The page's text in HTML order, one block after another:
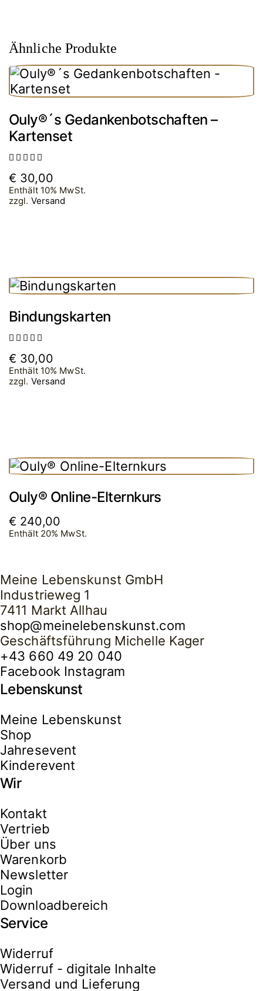
Ähnliche Produkte
Ouly®´s Gedankenbotschaften –
Kartenset
mit
5.00
von 5
€ 30,00
Enthält 10% MwSt.
zzgl. Versand
Bindungskarten
mit
5.00
von 5
€ 30,00
Enthält 10% MwSt.
zzgl. Versand
Ouly® Online-Elternkurs
€ 240,00
Enthält 20% MwSt.
Meine Lebenskunst GmbH
Industrieweg 1
7411 Markt Allhau
shop@meinelebenskunst.com
Geschäftsführung Michelle Kager
+43 660 49 20 040
Facebook Instagram
Lebenskunst
Meine Lebenskunst
Shop
Jahresevent
Kinderevent
Wir
Kontakt
Vertrieb
Über uns
Warenkorb
Newsletter
Login
Downloadbereich
Service
Widerruf
Widerruf - digitale Inhalte
Versand und Lieferung